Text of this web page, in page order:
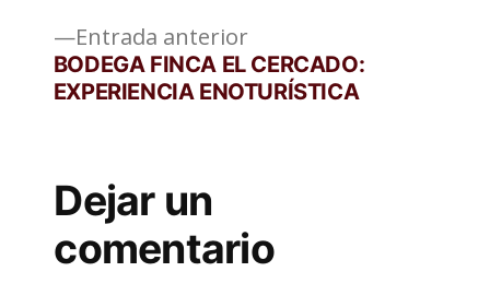
Entrada anteriorEntrada
anterior:
BODEGA FINCA EL CERCADO:
EXPERIENCIA ENOTURÍSTICA
Dejar un
comentario